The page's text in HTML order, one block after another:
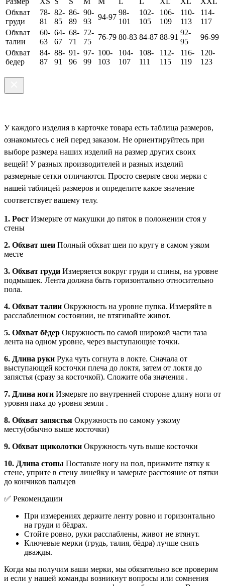
Обхват
груди
78-
81
82-
85
86-
89
90-
93
94-97
98-
101
102-
105
106-
109
110-
113
114-
117
Обхват
талии
60-
63
64-
67
68-
71
72-
75
76-79 80-83 84-87 88-91
92-
95
96-99
Обхват
бедер
84-
87
88-
91
91-
96
97-
99
100-
103
104-
107
108-
111
112-
115
116-
119
120-
123
У каждого изделия в карточке товара есть таблица размеров,
ознакомьтесь с ней перед заказом. Не ориентируйтесь при
выборе размера наших изделий на размер других своих
вещей! У разных производителей и разных изделий
размерные сетки отличаются. Просто сверьте свои мерки с
нашей таблицей размеров и определите какое значение
соответствует вашему телу.
1. Рост Измерьте от макушки до пяток в положении стоя у
стены
2. Обхват шеи Полный обхват шеи по кругу в самом узком
месте
3. Обхват груди Измеряется вокруг груди и спины, на уровне
подмышек. Лента должна быть горизонтально относительно
пола.
4. Обхват талии Окружность на уровне пупка. Измеряйте в
расслабленном состоянии, не втягивайте живот.
5. Обхват бёдер Окружность по самой широкой части таза
лента на одном уровне, через выступающие точки.
6. Длина руки Рука чуть согнута в локте. Сначала от
выступающей косточки плеча до локтя, затем от локтя до
запястья (сразу за косточкой). Сложите оба значения .
7. Длина ноги Измерьте по внутренней стороне длину ноги от
уровня паха до уровня земли .
8. Обхват запястья Окружность по самому узкому
месту(обычно выше косточки)
9. Обхват щиколотки Окружность чуть выше косточки
10. Длина стопы Поставьте ногу на пол, прижмите пятку к
стене, уприте в стену линейку и замерьте расстояние от пятки
до кончиков пальцев
✅ Рекомендации
При измерениях держите ленту ровно и горизонтально
на груди и бёдрах.
Стойте ровно, руки расслаблены, живот не втянут.
Ключевые мерки (грудь, талия, бёдра) лучше снять
дважды.
Когда мы получим ваши мерки, мы обязательно все проверим
и если у нашей команды возникнут вопросы или сомнения